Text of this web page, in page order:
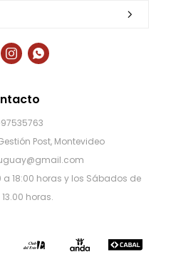
Post, Montevideo
a 18:00 horas y los Sábados de
horas.
 